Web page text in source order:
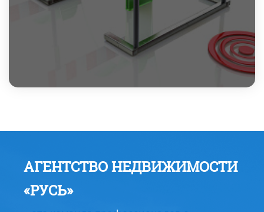
АГЕНТСТВО НЕДВИЖИМОСТИ
«РУСЬ»